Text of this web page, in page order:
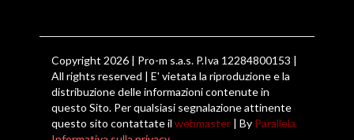
Copyright 2026 | Pro-m s.a.s. P.Iva 12284800153 |
All rights reserved | E' vietata la riproduzione e la
distribuzione delle informazioni contenute in
questo Sito. Per qualsiasi segnalazione attinente
questo sito contattate il webmaster | By Parallela